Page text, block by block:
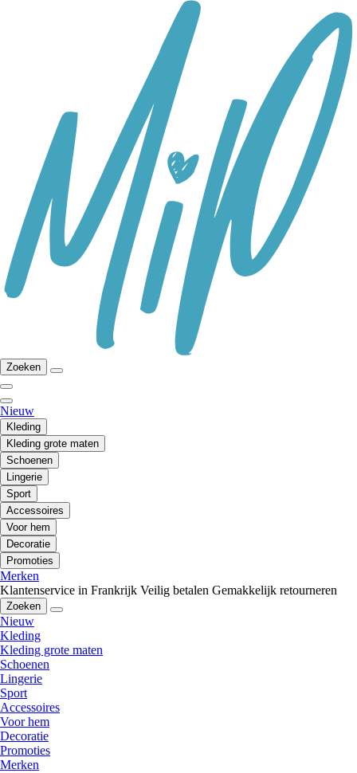
Zoeken
Nieuw
Kleding
Kleding grote maten
Schoenen
Lingerie
Sport
Accessoires
Voor hem
Decoratie
Promoties
Merken
Klantenservice in Frankrijk Veilig betalen Gemakkelijk retourneren
Zoeken
Nieuw
Kleding
Kleding grote maten
Schoenen
Lingerie
Sport
Accessoires
Voor hem
Decoratie
Promoties
Merken